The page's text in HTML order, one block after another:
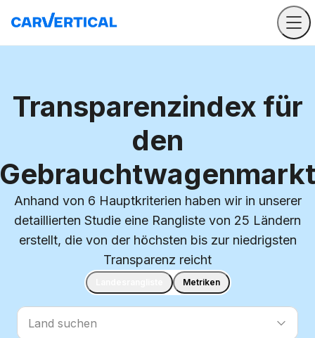
Transparenzindex für
den
Gebrauchtwagenmarkt
Anhand von 6 Hauptkriterien haben wir in unserer
detaillierten Studie eine Rangliste von 25 Ländern
erstellt, die von der höchsten bis zur niedrigsten
Transparenz reicht
Metriken
Land suchen
Land suchen